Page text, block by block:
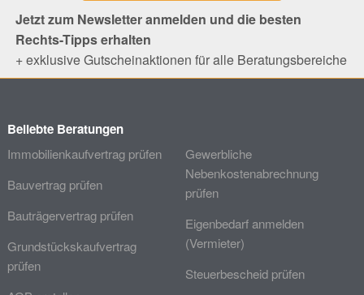
Jetzt zum Newsletter anmelden und die besten
Rechts-Tipps erhalten
+ exklusive Gutscheinaktionen für alle Beratungsbereiche
Beliebte Beratungen
Immobilienkaufvertrag prüfen
Bauvertrag prüfen
Bauträgervertrag prüfen
Grundstückskaufvertrag
prüfen
Gewerbliche
Nebenkostenabrechnung
prüfen
Eigenbedarf anmelden
(Vermieter)
Steuerbescheid prüfen